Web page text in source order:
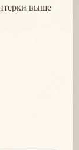
выше